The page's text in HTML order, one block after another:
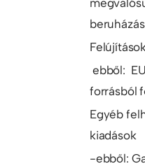
beruházás
ebből:
forrásból
Egyéb
kiadások
-ebből: